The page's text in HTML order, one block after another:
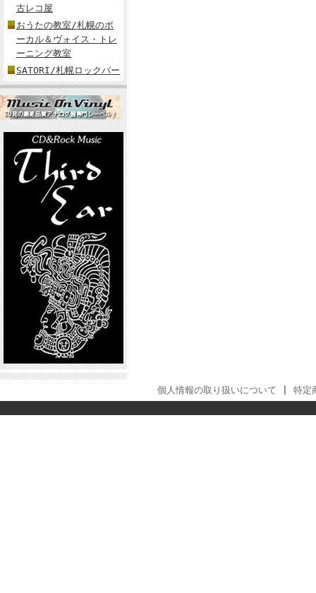
古レコ屋
おうたの教室/札幌のボ
ーカル＆ヴォイス・トレ
ーニング教室
SATORI/札幌ロックバー
個人情報の取り扱いについて 特定